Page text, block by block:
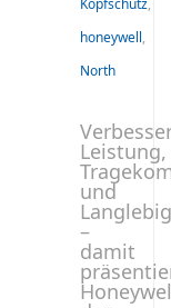
Kopfschutz,
honeywell,
North
Leistung,
und
­–
damit